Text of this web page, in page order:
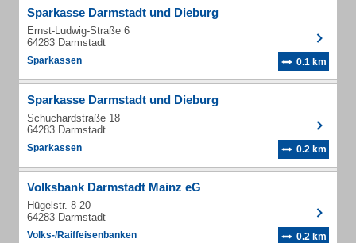
Sparkasse Darmstadt und Dieburg
Ernst-Ludwig-Straße 6
64283 Darmstadt
Sparkassen 0.1 km
Sparkasse Darmstadt und Dieburg
Schuchardstraße 18
64283 Darmstadt
Sparkassen 0.2 km
Volksbank Darmstadt Mainz eG
Hügelstr. 8-20
64283 Darmstadt
Volks-/Raiffeisenbanken 0.2 km